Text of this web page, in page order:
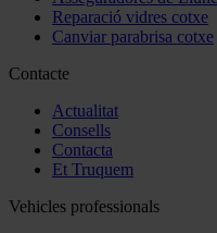
Reparació vidres cotxe
Canviar parabrisa cotxe
Contacte
Actualitat
Consells
Contacta
Et Truquem
Vehicles professionals